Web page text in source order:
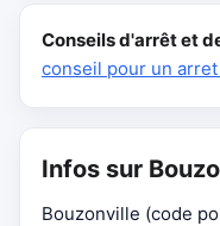
Conseils d'arrêt et
conseil pour un
Infos sur
Bouzonville (code